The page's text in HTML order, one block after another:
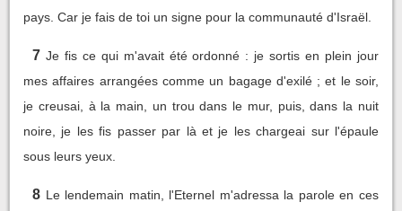
pays. Car je fais de toi un signe pour la communauté d'Israël.
7 Je fis ce qui m'avait été ordonné : je sortis en plein jour
mes affaires arrangées comme un bagage d'exilé ; et le soir,
je creusai, à la main, un trou dans le mur, puis, dans la nuit
noire, je les fis passer par là et je les chargeai sur l'épaule
sous leurs yeux.
8 Le lendemain matin, l'Eternel m'adressa la parole en ces